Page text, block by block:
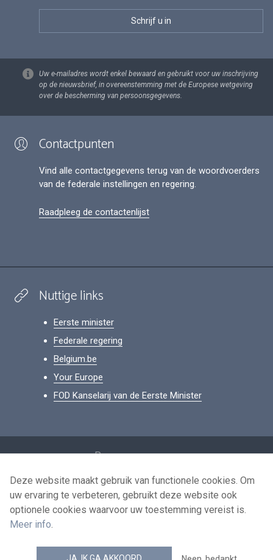
Uw e-mailadres wordt enkel bewaard en gebruikt voor uw inschrijving
op de nieuwsbrief, in overeenstemming met de Europese wetgeving
over de bescherming van persoonsgegevens.
Contactpunten
Vind alle contactgegevens terug van de woordvoerders
van de federale instellingen en regering.
Raadpleeg de contactenlijst
Nuttige links
Eerste minister
Federale regering
Belgium.be
Your Europe
FOD Kanselarij van de Eerste Minister
Persoonsgegevens
Voorwaarden voor het hergebruik
Contacteer ons
news.belgium RSS feed
Deze website maakt gebruik van functionele cookies. Om
uw ervaring te verbeteren, gebruikt deze website ook
optionele cookies waarvoor uw toestemming vereist is.
Meer info.